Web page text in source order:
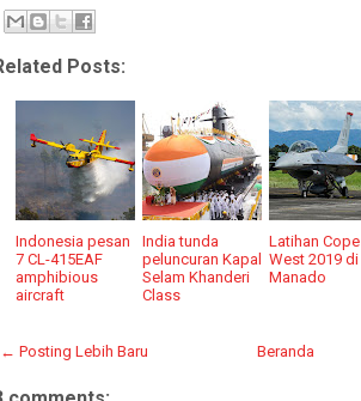
Posts:
Indonesia pesan
7 CL-415EAF
amphibious
aircraft
India tunda
peluncuran Kapal
Selam Khanderi
Class
Latihan Cope
West 2019 di
Manado
← Posting Lebih Baru Beranda